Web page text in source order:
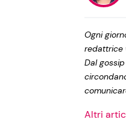
Privacy
Ogni
redattrice
Dal
Altri